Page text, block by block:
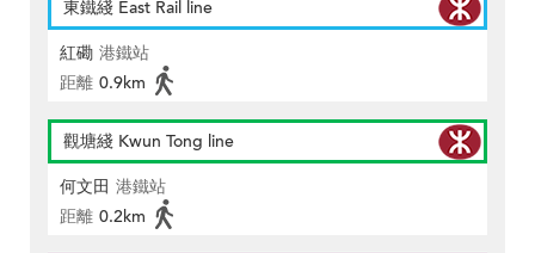
東鐵綫 East Rail line
紅磡 港鐵站
距離 0.9km
觀塘綫 Kwun Tong line
何文田 港鐵站
距離 0.2km